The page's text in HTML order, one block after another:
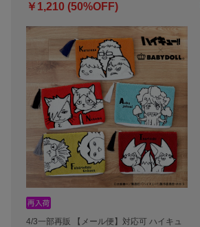
￥1,210 (50%OFF)
4/3一部再販 【メール便】対応可 ハイキュ